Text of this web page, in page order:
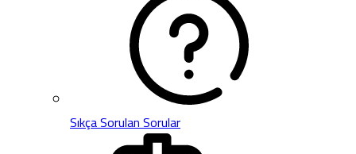
Sıkça Sorulan Sorular